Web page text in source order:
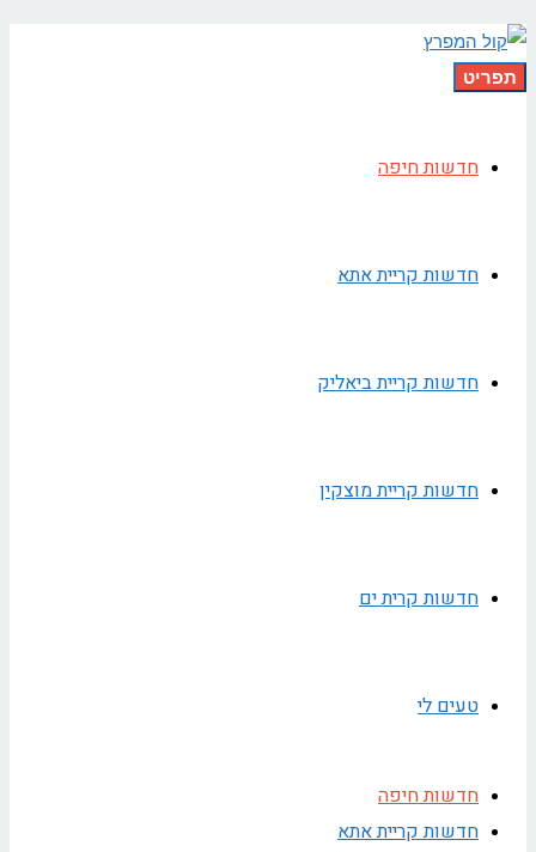
תפריט
חדשות חיפה
חדשות קריית אתא
חדשות קריית ביאליק
חדשות קריית מוצקין
חדשות קרית ים
טעים לי
חדשות חיפה
חדשות קריית אתא